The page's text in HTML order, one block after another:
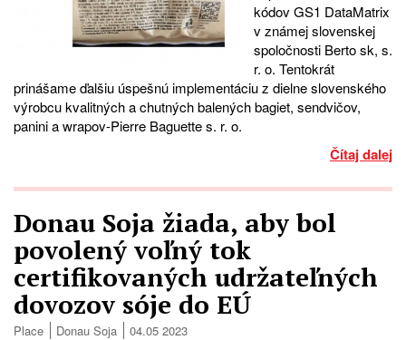
kódov GS1 DataMatrix
v známej slovenskej
spoločnosti Berto sk, s.
r. o. Tentokrát
prinášame ďalšiu úspešnú implementáciu z dielne slovenského
výrobcu kvalitných a chutných balených bagiet, sendvičov,
panini a wrapov-Pierre Baguette s. r. o.
Čítaj dalej
Donau Soja žiada, aby bol
povolený voľný tok
certifikovaných udržateľných
dovozov sóje do EÚ
Place Donau Soja 04.05 2023